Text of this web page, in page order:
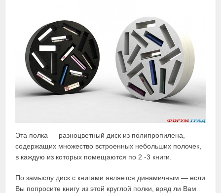
Эта полка — разноцветный диск из полипропилена,
содержащих множество встроенных небольших полочек,
в каждую из которых помещаются по 2 -3 книги.
По замыслу диск с книгами является динамичным — если
Вы попросите книгу из этой круглой полки, вряд ли Вам